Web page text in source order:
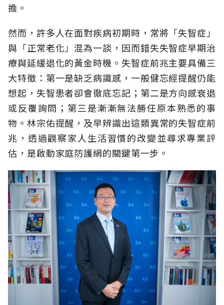
擔。
然而，許多人在面對疾病初期時，常將「失智症」
與「正常老化」混為一談，因而錯失失智症早期治
療與延緩退化的黃金時機。失智症前兆主要具備三
大特徵：第一是缺乏病識感，一般健忘經提醒仍能
想起，失智患者卻會徹底忘記；第二是方向感衰退
或反覆詢問；第三是漸漸無法勝任原本熟悉的事
物。林宗佑提醒，及早辨識出這類異常的失智症前
兆，透過觀察家人生活習慣的改變並尋求專業評
估，是啟動家庭防護網的關鍵第一步。